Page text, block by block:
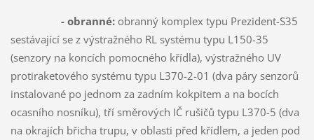
- obranné: obranný komplex typu Prezident-S35
sestávající se z výstražného RL systému typu L150-35
(senzory na koncích pomocného křídla), výstražného UV
protiraketového systému typu L370-2-01 (dva páry senzorů
instalované po jednom za zadním kokpitem a na bocích
ocasního nosníku), tří směrových IČ rušičů typu L370-5 (dva
na okrajích břicha trupu, v oblasti před křídlem, a jeden pod